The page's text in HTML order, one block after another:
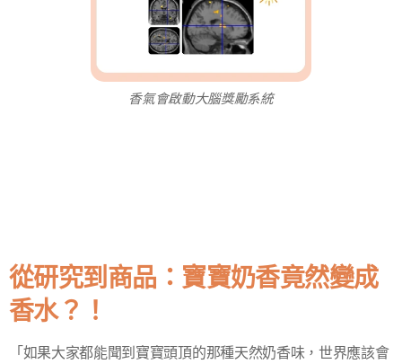
香氣會啟動大腦獎勵系統
從研究到商品：寶寶奶香竟然變成
香水？！
「如果大家都能聞到寶寶頭頂的那種天然奶香味，世界應該會